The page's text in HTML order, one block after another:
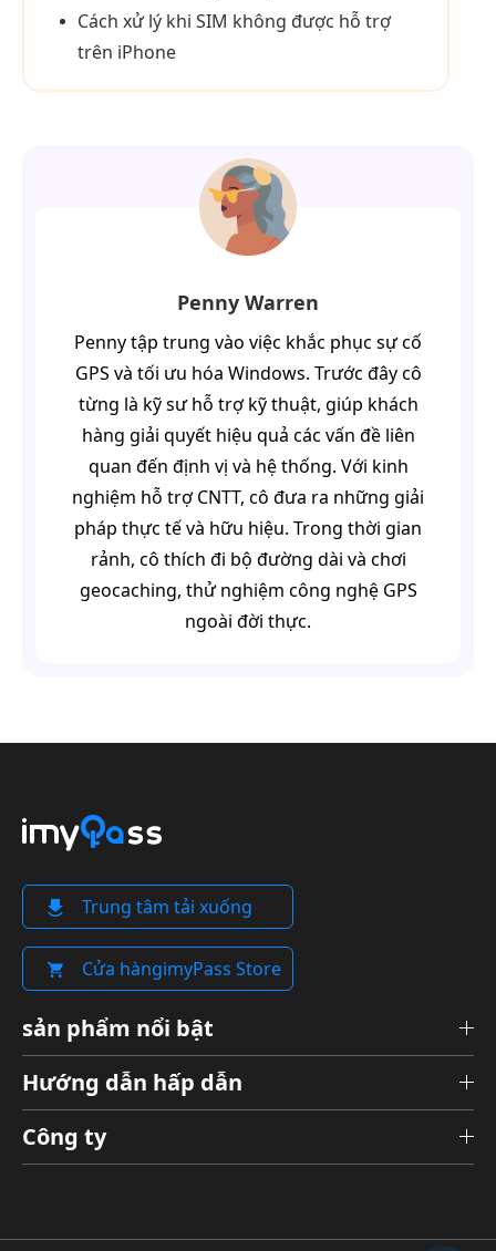
Cách xử lý khi SIM không được hỗ trợ
trên iPhone
Penny Warren
Penny tập trung vào việc khắc phục sự cố
GPS và tối ưu hóa Windows. Trước đây cô
từng là kỹ sư hỗ trợ kỹ thuật, giúp khách
hàng giải quyết hiệu quả các vấn đề liên
quan đến định vị và hệ thống. Với kinh
nghiệm hỗ trợ CNTT, cô đưa ra những giải
pháp thực tế và hữu hiệu. Trong thời gian
rảnh, cô thích đi bộ đường dài và chơi
geocaching, thử nghiệm công nghệ GPS
ngoài đời thực.
Trung tâm tải xuống
Cửa hàngimyPass Store
sản phẩm nổi bật
Hướng dẫn hấp dẫn
Công ty